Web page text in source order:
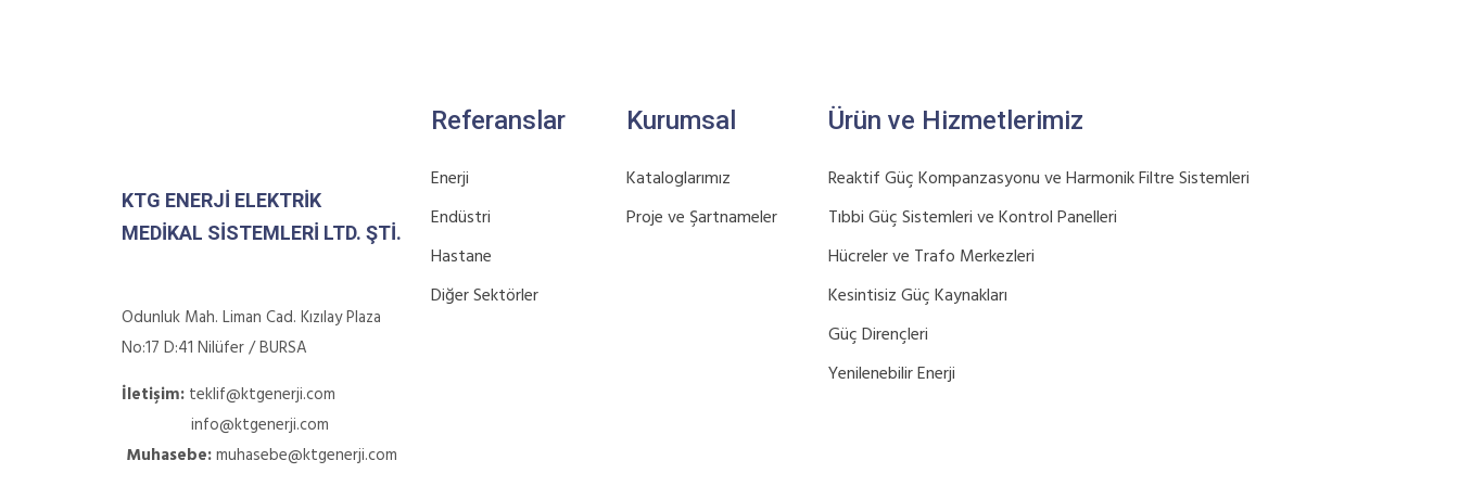
KTG ENERJI ELEKTRIK
MEDIKAL SISTEMLERI LTD. ŞTI.
Odunluk Mah. Liman Cad. Kızılay Plaza
No:17 D:41 Nilüfer / BURSA
İletişim: teklif@ktgenerji.com
info@ktgenerji.com
Muhasebe:muhasebe@ktgenerji.com
Referanslar
Enerji
Endüstri
Hastane
Diğer Sektörler
Kurumsal
Kataloglarımız
Proje ve Şartnameler
Ürün ve Hizmetlerimiz
Reaktif Güç Kompanzasyonu ve Harmonik Filtre Sistemleri
Tıbbi Güç Sistemleri ve Kontrol Panelleri
Hücreler ve Trafo Merkezleri
Kesintisiz Güç Kaynakları
Güç Dirençleri
Yenilenebilir Enerji